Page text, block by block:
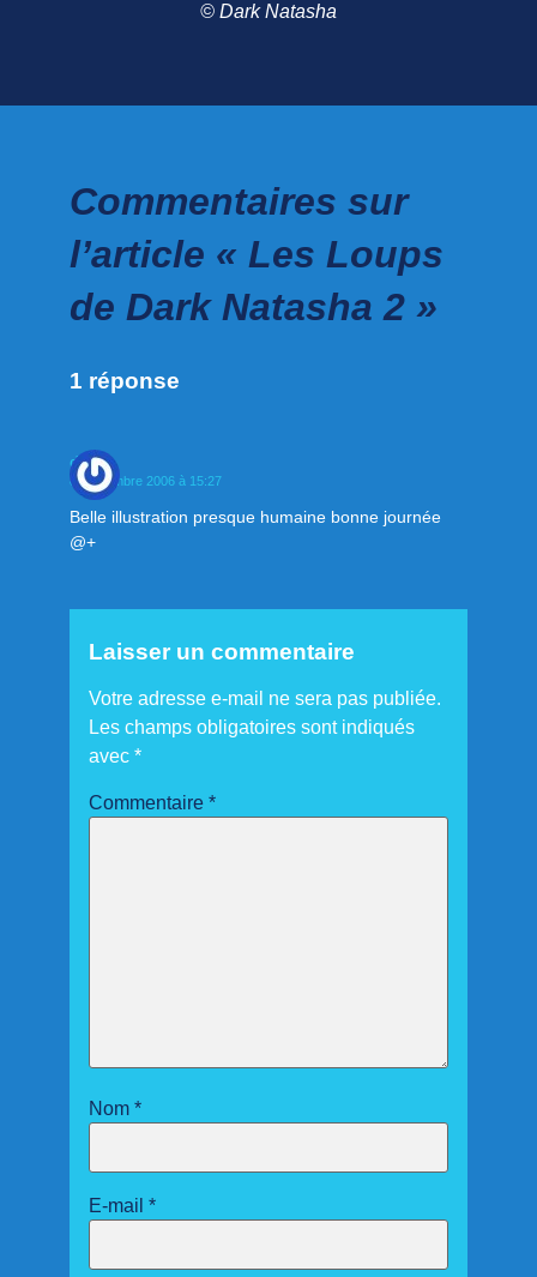
© Dark Natasha
Commentaires sur
l’article « Les Loups
de Dark Natasha 2 »
1 réponse
domi
8 septembre 2006 à 15:27
Belle illustration presque humaine bonne journée
@+
Laisser un commentaire
Votre adresse e-mail ne sera pas publiée.
Les champs obligatoires sont indiqués
avec *
Commentaire *
Nom *
E-mail *